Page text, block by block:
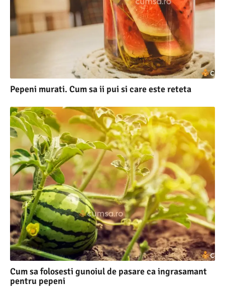
Pepeni murati. Cum sa ii pui si care este reteta
Cum sa folosesti gunoiul de pasare ca ingrasamant
pentru pepeni